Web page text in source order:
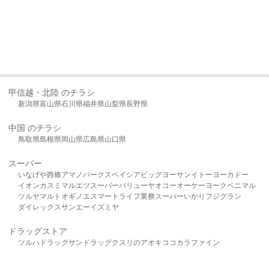
甲信越・北陸 のチラシ
新潟県富山県石川県福井県山梨県長野県
中国 のチラシ
鳥取県島根県岡山県広島県山口県
スーパー
いなげや西條アマノパークスベイシア ビッグヨーサンイトーヨーカドー
イオンカスミ マルエツスーパーバリューヤオコーオーケー ヨークベニマル
ツルヤマルト オギノ エスマート ライフ業務スーパーいかり フジグラン
ダイレックスサンエーイズミヤ
ドラッグストア
ツルハドラッグサンドラッグクスリのアオキ ココカラファイン